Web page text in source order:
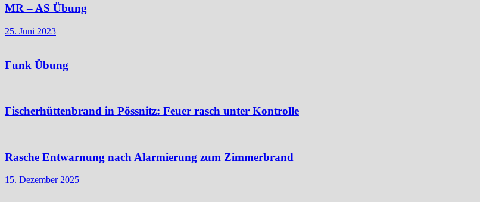
MR – AS Übung
25. Juni 2023
Funk Übung
Fischerhüttenbrand in Pössnitz: Feuer rasch unter Kontrolle
Rasche Entwarnung nach Alarmierung zum Zimmerbrand
15. Dezember 2025